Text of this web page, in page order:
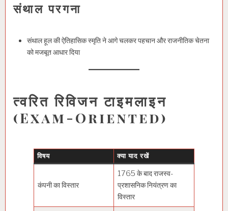
संथाल परगना
संथाल हूल की ऐतिहासिक स्मृति ने आगे चलकर पहचान और राजनीतिक चेतना
को मजबूत आधार दिया
त्वरित रिविजन टाइमलाइन
(Exam-Oriented)
विषय क्या याद रखें
कंपनी का विस्तार
1765 के बाद राजस्व-
प्रशासनिक नियंत्रण का
विस्तार